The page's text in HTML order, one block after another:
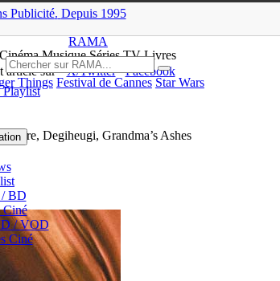
Publicité. Depuis 1995
RAMA
CinémaMusique SériesTVLivres
Things Festival de Cannes Star Wars
BD
Ciné
/ VOD
Ciné
article sur X/Twitter
Facebook
Playlist
Degiheugi, Grandma’s Ashes